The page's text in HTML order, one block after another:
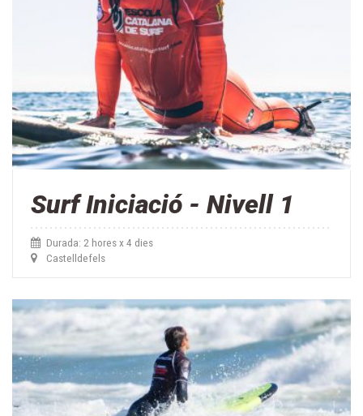
Surf Iniciació - Nivell 1
Durada: 2 hores x 4 dies
Castelldefels